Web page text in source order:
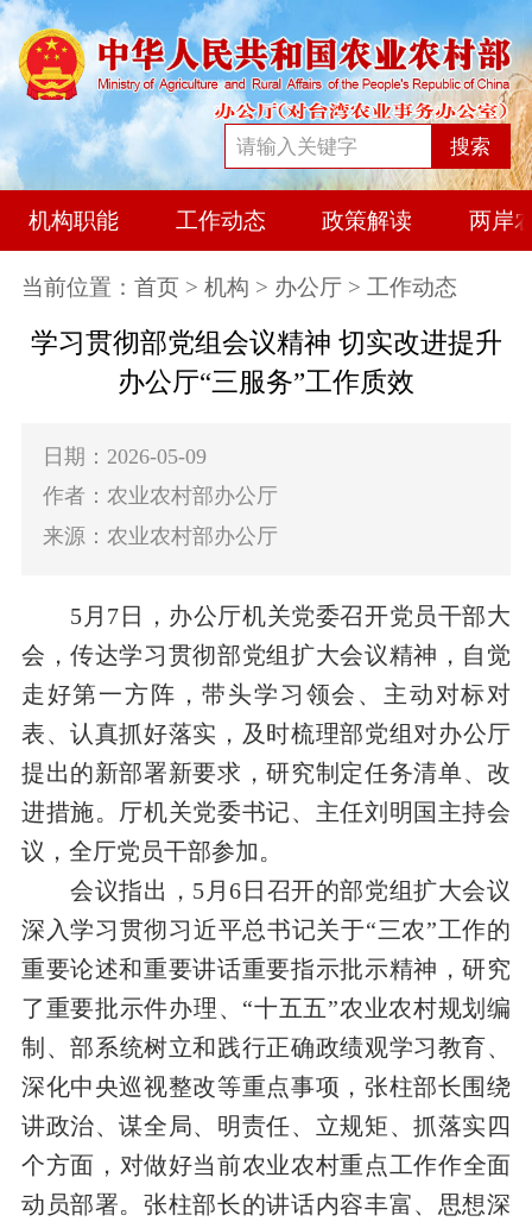
搜索
机构职能 工作动态 政策解读 两岸
当前位置： 首页 > 机构 > 办公厅> 工作动态
学习贯彻部党组会议精神 切实改进提升
办公厅“三服务”工作质效
日期：2026-05-09
作者：农业农村部办公厅
来源：农业农村部办公厅
5 月 7 日，办公厅机关党委召开党员干部大
会，传达学习贯彻部党组扩大会议精神， 自觉
走好第一方阵，带头学习领会、主动对标对
表、认真抓好落实 ， 及时梳理部党组 对办公厅
提出的新部署新要求，研究制定任务清单、改
进措施。 厅机关党委书记、主任刘明国主持会
议，全厅党员干部参加。
会议指出，5月6日召开的部党组扩大会议
深入学习贯彻习近平总书记关于“三农”工作的
重要论述和重要讲话重要指示批示精神，研究
了重要批示件办理、 “十五五”农业农村规划编
制 、部系统树立和践行正确政绩观学习教育、
深化中央巡视整改等重点事项， 张柱部长围绕
讲政治、谋全局、明责任、立规矩、抓落实 四
个方面 ， 对做好当前农业农村重点工作作全面
动员部署。张柱部长的讲话内容丰富、思想深